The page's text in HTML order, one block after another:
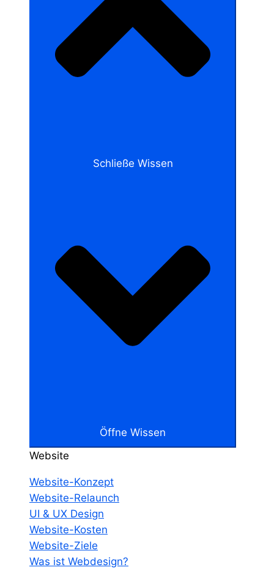
Schließe Wissen
Öffne Wissen
Website
Website-Konzept
Website-Relaunch
UI & UX Design
Website-Kosten
Website-Ziele
Was ist Webdesign?